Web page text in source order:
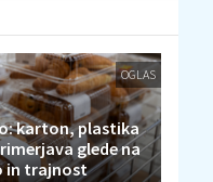
OGLAS
karton, plastika
glede na
in trajnost